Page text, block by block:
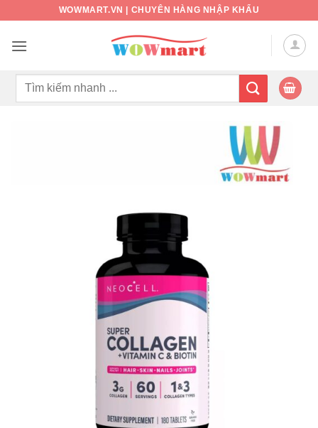
nội
WOWMART.VN | CHUYÊN HÀNG NHẬP KHẨU
Tìm